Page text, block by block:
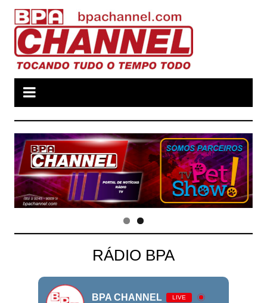
para
conteúdo
RÁDIO BPA
BPA CHANNEL LIVE